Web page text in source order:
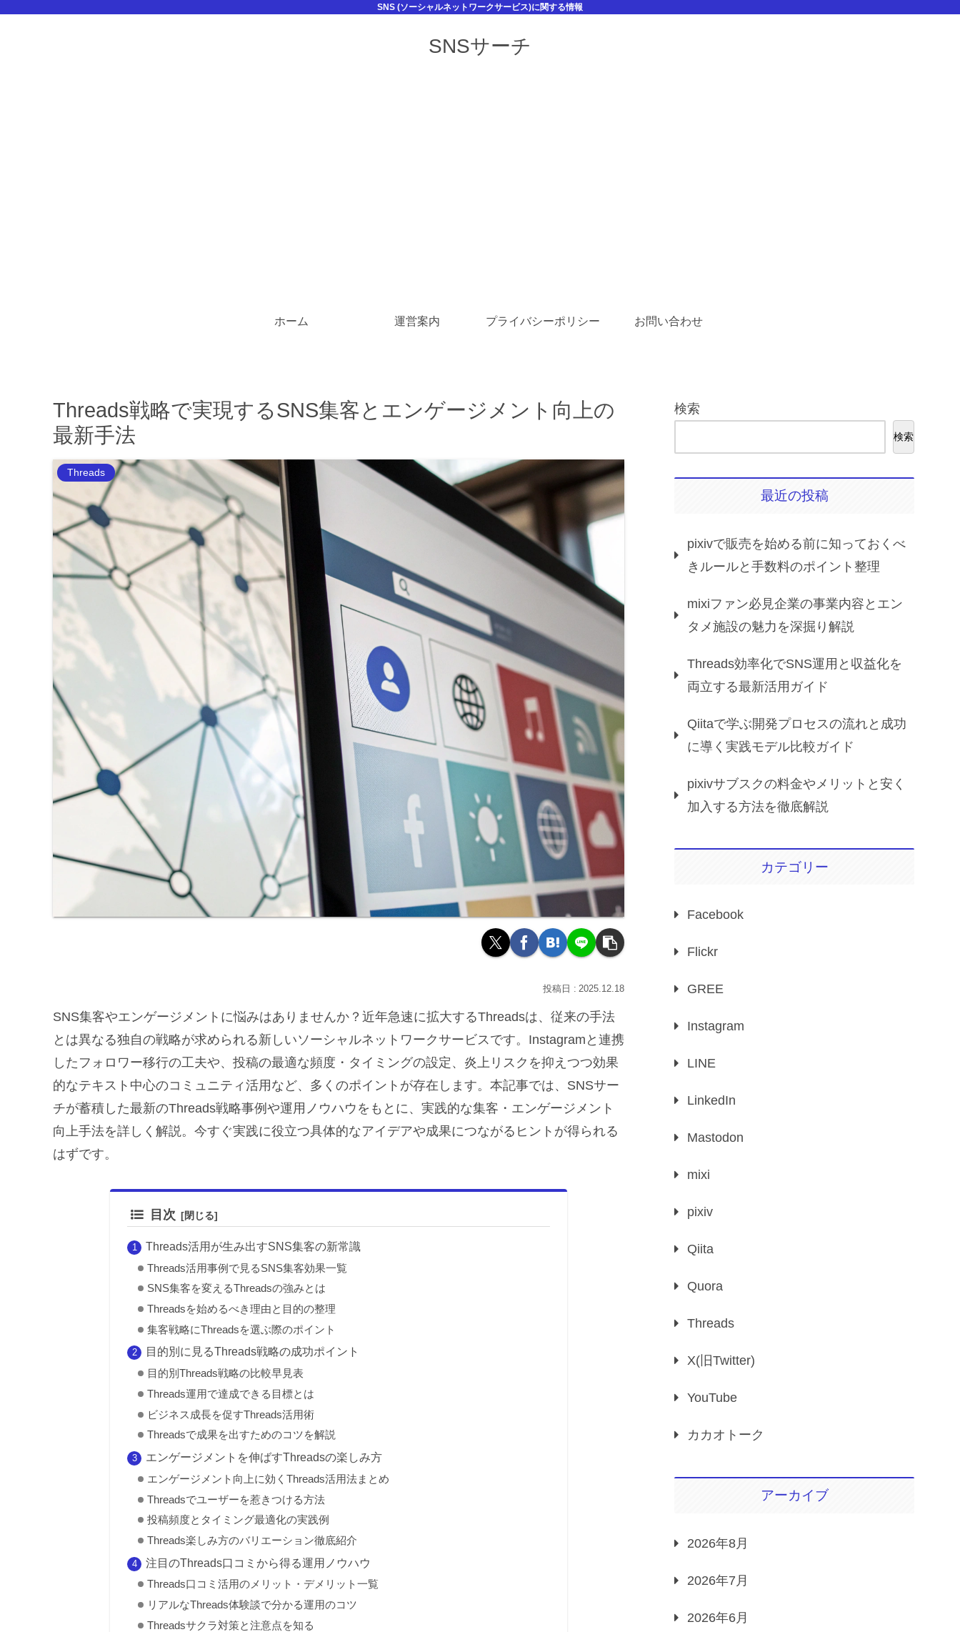
SNS (ソーシャルネットワークサービス)に関する情報
SNSサーチ
ホーム 運営案内 プライバシーポリシー お問い合わせ
Threads戦略で実現するSNS集客とエンゲージメント向上の
最新手法
Threads
2025.12.18
SNS集客やエンゲージメントに悩みはありませんか？近年急速に拡大するThreadsは、従来の手法
とは異なる独自の戦略が求められる新しいソーシャルネットワークサービスです。Instagramと連携
したフォロワー移行の工夫や、投稿の最適な頻度・タイミングの設定、炎上リスクを抑えつつ効果
的なテキスト中心のコミュニティ活用など、多くのポイントが存在します。本記事では、SNSサー
チが蓄積した最新のThreads戦略事例や運用ノウハウをもとに、実践的な集客・エンゲージメント
向上手法を詳しく解説。今すぐ実践に役立つ具体的なアイデアや成果につながるヒントが得られる
はずです。
目次
Threads活用が生み出すSNS集客の新常識
Threads活用事例で見るSNS集客効果一覧
SNS集客を変えるThreadsの強みとは
Threadsを始めるべき理由と目的の整理
集客戦略にThreadsを選ぶ際のポイント
目的別に見るThreads戦略の成功ポイント
目的別Threads戦略の比較早見表
Threads運用で達成できる目標とは
ビジネス成長を促すThreads活用術
Threadsで成果を出すためのコツを解説
エンゲージメントを伸ばすThreadsの楽しみ方
エンゲージメント向上に効くThreads活用法まとめ
Threadsでユーザーを惹きつける方法
投稿頻度とタイミング最適化の実践例
Threads楽しみ方のバリエーション徹底紹介
注目のThreads口コミから得る運用ノウハウ
Threads口コミ活用のメリット・デメリット一覧
リアルなThreads体験談で分かる運用のコツ
Threadsサクラ対策と注意点を知る
検索
検索
最近の投稿
pixivで販売を始める前に知っておくべ
きルールと手数料のポイント整理
mixiファン必見企業の事業内容とエン
タメ施設の魅力を深掘り解説
Threads効率化でSNS運用と収益化を
両立する最新活用ガイド
Qiitaで学ぶ開発プロセスの流れと成功
に導く実践モデル比較ガイド
pixivサブスクの料金やメリットと安く
加入する方法を徹底解説
カテゴリー
Facebook
Flickr
GREE
Instagram
LINE
LinkedIn
Mastodon
mixi
pixiv
Qiita
Quora
Threads
X(旧Twitter)
YouTube
カカオトーク
アーカイブ
2026年8月
2026年7月
2026年6月